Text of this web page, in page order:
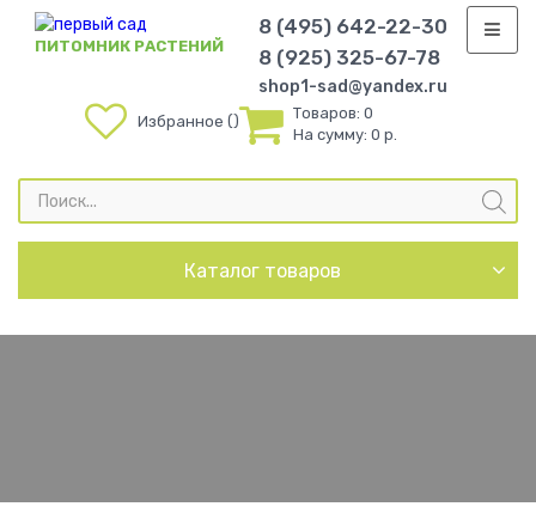
ПИТОМНИК РАСТЕНИЙ
8 (495) 642-22-30
8 (925) 325-67-78
shop1-sad@yandex.ru
Избранное Товаров: 0
На сумму: 0 р.
Поиск
товаров
Каталог товаров